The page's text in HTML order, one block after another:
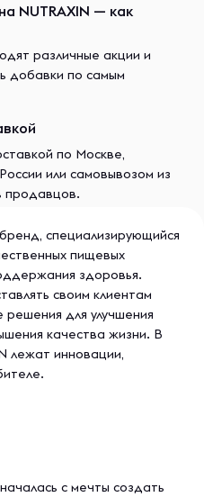
NUTRAXIN — как
различные акции и
добавки по самым
по Москве,
или самовывозом из
продавцов.
специализирующийся
пищевых
здоровья.
своим клиентам
для улучшения
качества жизни. В
лежат инновации,
с мечты создать